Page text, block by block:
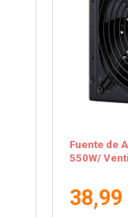
Fuente de
550W/
38,99